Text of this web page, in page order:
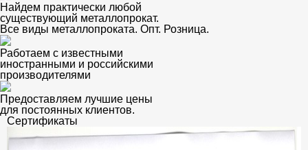
Найдем практически любой
существующий металлопрокат.
Все виды металлопроката. Опт. Розница.
Работаем с известными
иностранными и российскими
производителями
Предоставляем лучшие цены
для постоянных клиентов.
Сертификаты